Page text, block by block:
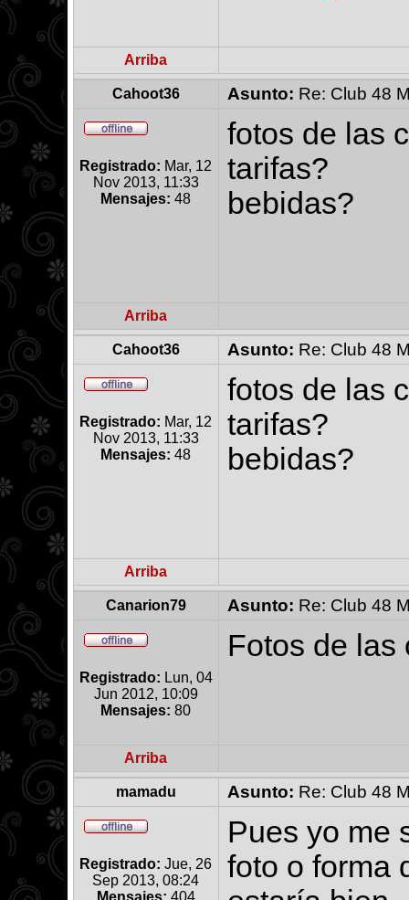
Arriba
Cahoot36 Asunto: Re: Club 48
Registrado: Mar, 12
Nov 2013, 11:33
Mensajes: 48
fotos de las
tarifas?
bebidas?
Arriba
Cahoot36 Asunto: Re: Club 48
Registrado: Mar, 12
Nov 2013, 11:33
Mensajes: 48
fotos de las
tarifas?
bebidas?
Arriba
Canarion79 Asunto: Re: Club 48
Registrado: Lun, 04
Jun 2012, 10:09
Mensajes: 80
Fotos de las
Arriba
mamadu Asunto: Re: Club 48
Registrado: Jue, 26
Sep 2013, 08:24
Mensajes: 404
Pues yo me
foto o forma